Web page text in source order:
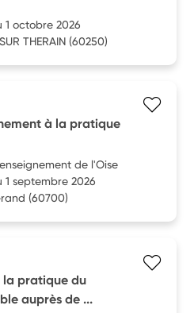
1 octobre 2026
THERAIN (60250)
à la pratique
de l'Oise
septembre 2026
(60700)
la pratique du
auprès de ...